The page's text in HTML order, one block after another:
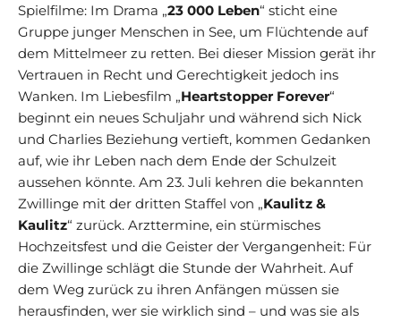
Spielfilme: Im Drama „23 000 Leben“ sticht eine
Gruppe junger Menschen in See, um Flüchtende auf
dem Mittelmeer zu retten. Bei dieser Mission gerät ihr
Vertrauen in Recht und Gerechtigkeit jedoch ins
Wanken. Im Liebesfilm „Heartstopper Forever“
beginnt ein neues Schuljahr und während sich Nick
und Charlies Beziehung vertieft, kommen Gedanken
auf, wie ihr Leben nach dem Ende der Schulzeit
aussehen könnte. Am 23. Juli kehren die bekannten
Zwillinge mit der dritten Staffel von „Kaulitz &
Kaulitz“ zurück. Arzttermine, ein stürmisches
Hochzeitsfest und die Geister der Vergangenheit: Für
die Zwillinge schlägt die Stunde der Wahrheit. Auf
dem Weg zurück zu ihren Anfängen müssen sie
herausfinden, wer sie wirklich sind – und was sie als